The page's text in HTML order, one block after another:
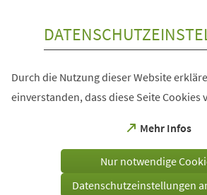
Durch die Nutzung dieser Website
einverstanden, dass diese Seite Cookies
Mehr Infos
(Öffnet
einem
Tab)
Nur notwendige
Datenschutzeinstellungen